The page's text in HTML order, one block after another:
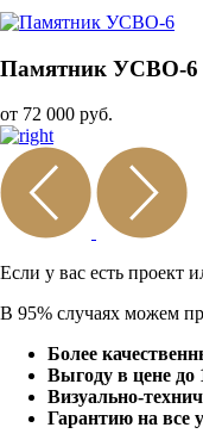
Памятник УСВО-6
от 72 000 руб.
Если у вас есть проект
В 95% случаях можем
Более
Выгоду в цене до
Визуально-
Гарантию на все